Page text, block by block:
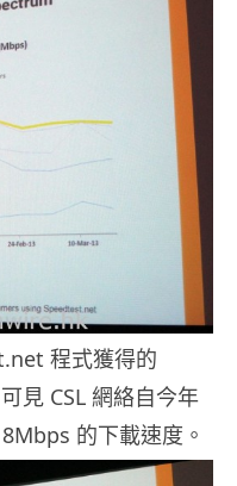
程式獲得的
見 CSL 網絡自今年
的下載速度。